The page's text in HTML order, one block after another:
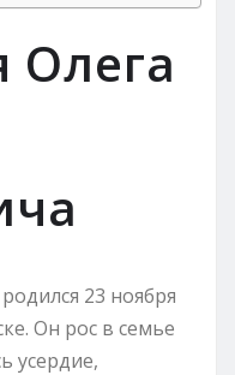
Олега
23 ноября
Он рос в семье
усердие,